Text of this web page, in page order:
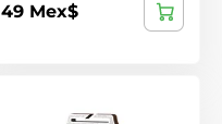
49 Mex$